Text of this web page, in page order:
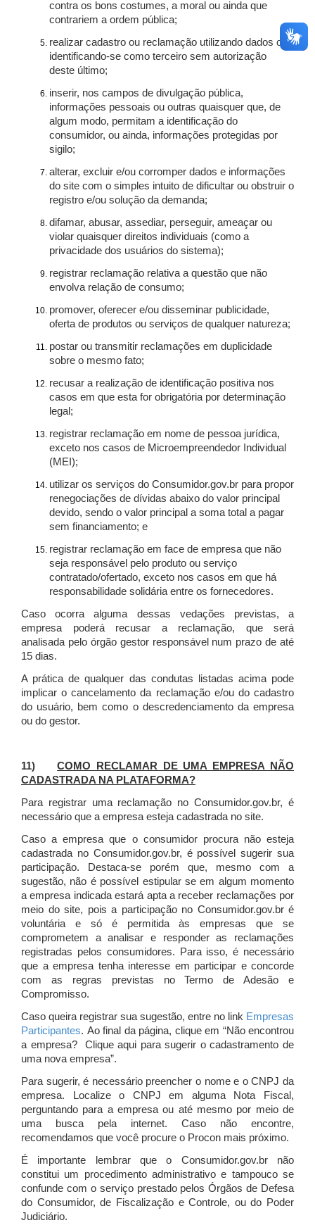
contra os bons costumes, a moral ou ainda que
contrariem a ordem pública;
realizar cadastro ou reclamação utilizando dados ou
identificando-se como terceiro sem autorização
deste último;
inserir, nos campos de divulgação pública,
informações pessoais ou outras quaisquer que, de
algum modo, permitam a identificação do
consumidor, ou ainda, informações protegidas por
sigilo;
alterar, excluir e/ou corromper dados e informações
do site com o simples intuito de dificultar ou obstruir o
registro e/ou solução da demanda;
difamar, abusar, assediar, perseguir, ameaçar ou
violar quaisquer direitos individuais (como a
privacidade dos usuários do sistema);
registrar reclamação relativa a questão que não
envolva relação de consumo;
promover, oferecer e/ou disseminar publicidade,
oferta de produtos ou serviços de qualquer natureza;
postar ou transmitir reclamações em duplicidade
sobre o mesmo fato;
recusar a realização de identificação positiva nos
casos em que esta for obrigatória por determinação
legal;
registrar reclamação em nome de pessoa jurídica,
exceto nos casos de Microempreendedor Individual
(MEI);
utilizar os serviços do Consumidor.gov.br para propor
renegociações de dívidas abaixo do valor principal
devido, sendo o valor principal a soma total a pagar
sem financiamento; e
registrar reclamação em face de empresa que não
seja responsável pelo produto ou serviço
contratado/ofertado, exceto nos casos em que há
responsabilidade solidária entre os fornecedores.
Caso ocorra alguma dessas vedações previstas, a
empresa poderá recusar a reclamação, que será
analisada pelo órgão gestor responsável num prazo de até
15 dias.
A prática de qualquer das condutas listadas acima pode
implicar o cancelamento da reclamação e/ou do cadastro
do usuário, bem como o descredenciamento da empresa
ou do gestor.
11)COMO RECLAMAR DE UMA EMPRESA NÃO
CADASTRADA NA PLATAFORMA?
Para registrar uma reclamação no Consumidor.gov.br, é
necessário que a empresa esteja cadastrada no site.
Caso a empresa que o consumidor procura não esteja
cadastrada no Consumidor.gov.br, é possível sugerir sua
participação. Destaca-se porém que, mesmo com a
sugestão, não é possível estipular se em algum momento
a empresa indicada estará apta a receber reclamações por
meio do site, pois a participação no Consumidor.gov.br é
voluntária e só é permitida às empresas que se
comprometem a analisar e responder as reclamações
registradas pelos consumidores. Para isso, é necessário
que a empresa tenha interesse em participar e concorde
com as regras previstas no Termo de Adesão e
Compromisso.
Caso queira registrar sua sugestão, entre no link Empresas
Participantes. Ao final da página, clique em “Não encontrou
a empresa? Clique aqui para sugerir o cadastramento de
uma nova empresa”.
Para sugerir, é necessário preencher o nome e o CNPJ da
empresa. Localize o CNPJ em alguma Nota Fiscal,
perguntando para a empresa ou até mesmo por meio de
uma busca pela internet. Caso não encontre,
recomendamos que você procure o Procon mais próximo.
É importante lembrar que o Consumidor.gov.br não
constitui um procedimento administrativo e tampouco se
confunde com o serviço prestado pelos Órgãos de Defesa
do Consumidor, de Fiscalização e Controle, ou do Poder
Judiciário.